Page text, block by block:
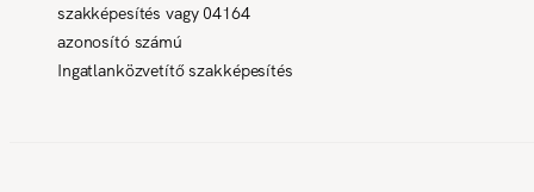
szakképesítés vagy 04164
azonosító számú
Ingatlanközvetítő szakképesítés